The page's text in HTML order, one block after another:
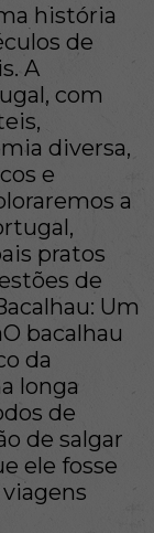
história
de
A
com
diversa,
e
a
pratos
de
Um
bacalhau
da
longa
de
de salgar
ele fosse